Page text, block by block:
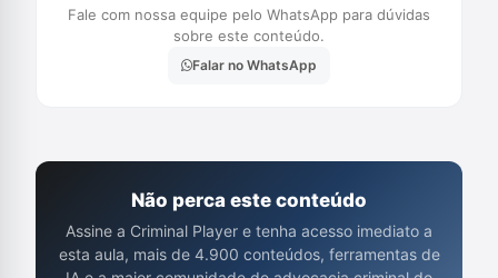
Fale com nossa equipe pelo WhatsApp para dúvidas
sobre este conteúdo.
Falar no WhatsApp
Não perca este conteúdo
Assine a Criminal Player e tenha acesso imediato a
esta aula, mais de 4.900 conteúdos, ferramentas de